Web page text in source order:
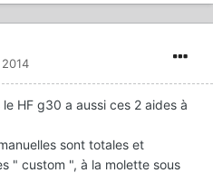
HF g30 a aussi ces 2 aides à
sont totales et
" custom ", à la molette sous